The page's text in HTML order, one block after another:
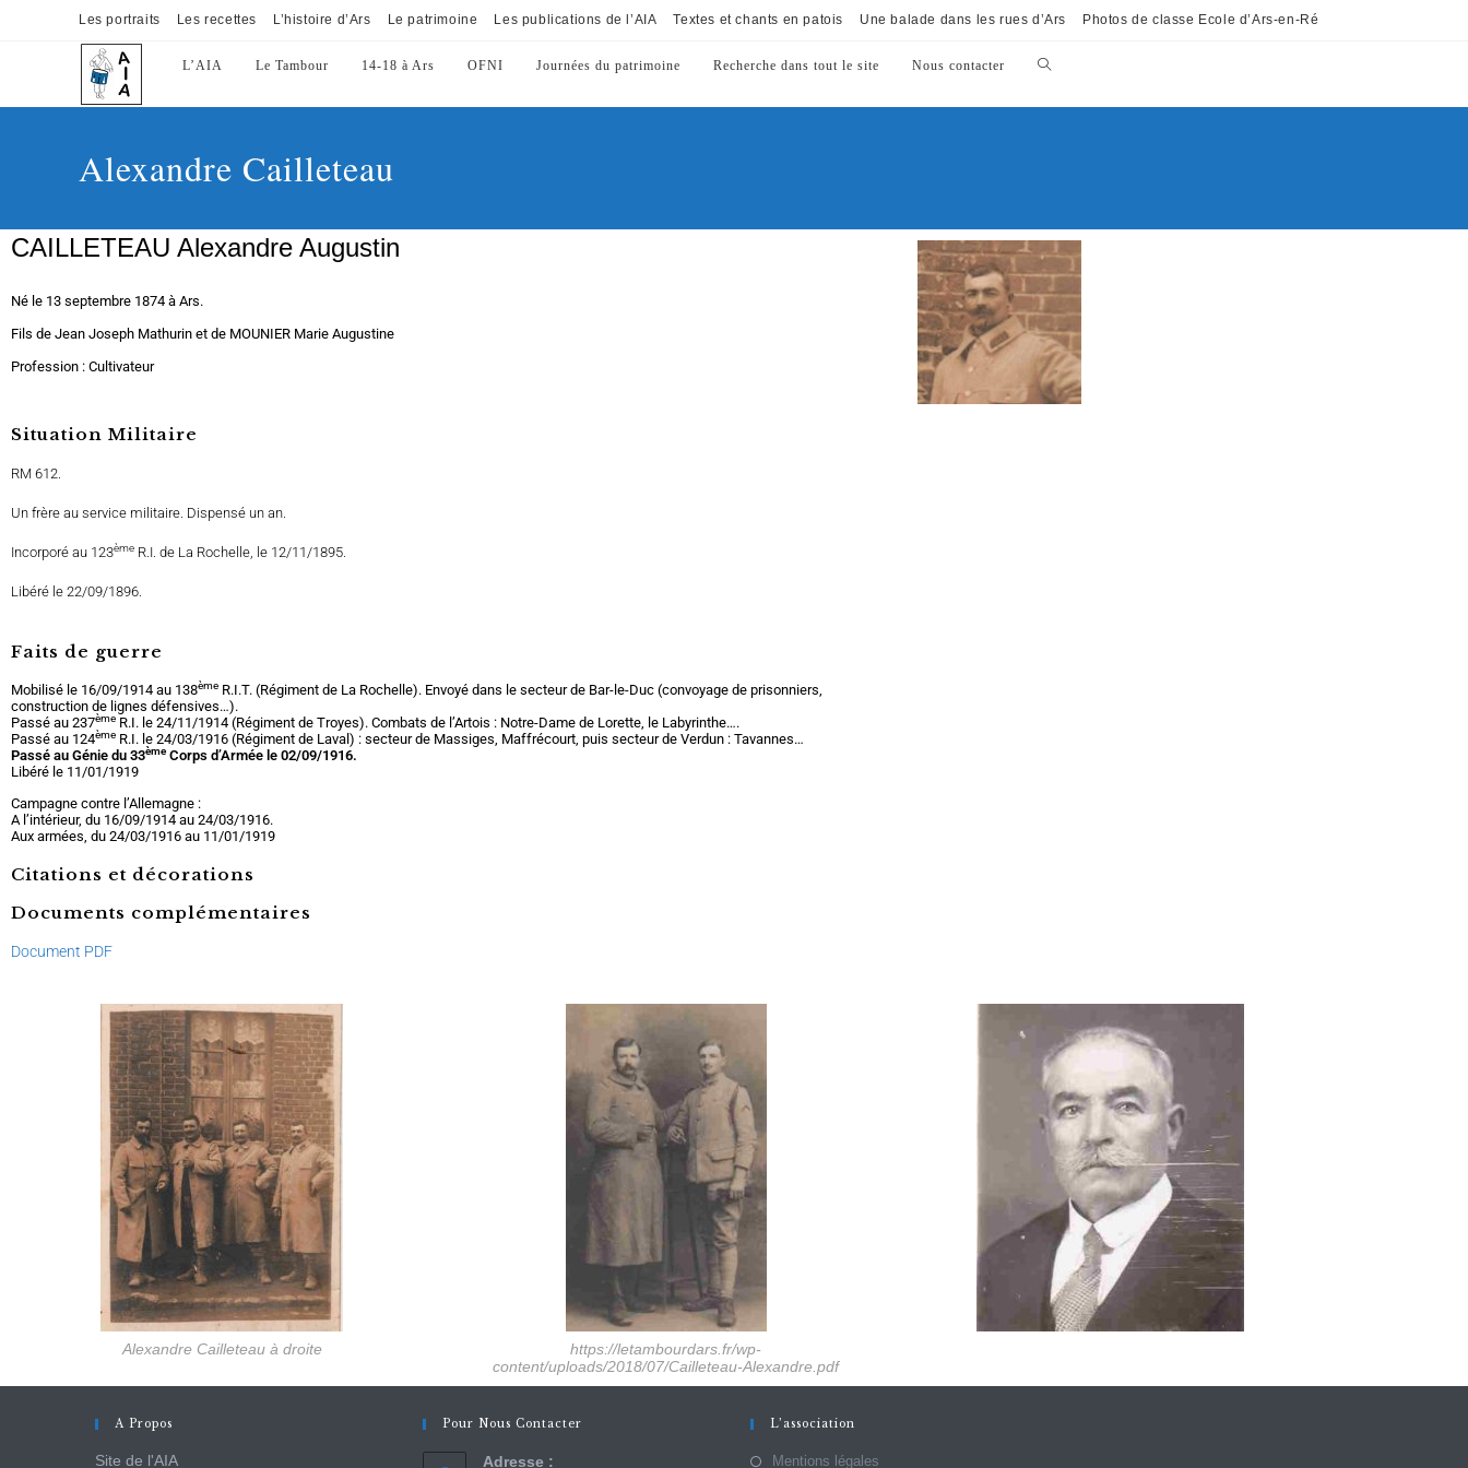
Les portraits Les recettes L’histoire d’Ars Le patrimoine Les publications de l’AIA Textes et chants en patois Une balade dans les rues d’Ars Photos de classe Ecole d’Ars-en-Ré
L’AIA Le Tambour 14-18 à Ars OFNI Journées du patrimoine Recherche dans tout le site Nous contacter
Alexandre Cailleteau
CAILLETEAU Alexandre Augustin
Né le 13 septembre 1874 à Ars.
Fils de Jean Joseph Mathurin et de MOUNIER Marie Augustine
Profession : Cultivateur
Situation Militaire
RM 612.
Un frère au service militaire. Dispensé un an.
Incorporé au 123ème R.I. de La Rochelle, le 12/11/1895.
Libéré le 22/09/1896.
Faits de guerre
Mobilisé le 16/09/1914 au 138ème R.I.T. (Régiment de La Rochelle). Envoyé dans le secteur de Bar-le-Duc (convoyage de prisonniers,
construction de lignes défensives…).
Passé au 237ème R.I. le 24/11/1914 (Régiment de Troyes). Combats de l’Artois : Notre-Dame de Lorette, le Labyrinthe….
Passé au 124ème R.I. le 24/03/1916 (Régiment de Laval) : secteur de Massiges, Maffrécourt, puis secteur de Verdun : Tavannes…
Passé au Génie du 33ème Corps d’Armée le 02/09/1916.
Libéré le 11/01/1919
Campagne contre l’Allemagne :
A l’intérieur, du 16/09/1914 au 24/03/1916.
Aux armées, du 24/03/1916 au 11/01/1919
Citations et décorations
Documents complémentaires
Document PDF
Alexandre Cailleteau à droite
https://letambourdars.fr/wp-
content/uploads/2018/07/Cailleteau-Alexandre.pdf
A Propos
Site de l'AIA
Pour Nous Contacter
Adresse :
L’association
Mentions légales